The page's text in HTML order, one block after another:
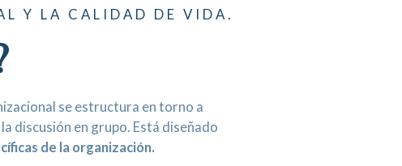
Y LA CALIDAD DE VIDA.
se estructura en torno a
discusión en grupo. Está diseñado
de la organización.